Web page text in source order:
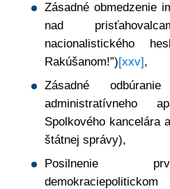
Zásadné obmedzenie
nad
nacionalistického
Rakúšanom!”)[xxv],
Zásadné odbúranie
administratívneho
Spolkového kancelára
štátnej správy),
Posilnenie